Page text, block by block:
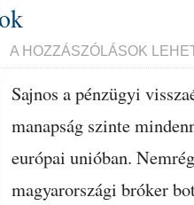
KIHIPÓZOTT
A HOZZÁSZÓLÁSOK
Sajnos a pénzügyi
manapság szinte
európai unióban.
magyarországi bróker